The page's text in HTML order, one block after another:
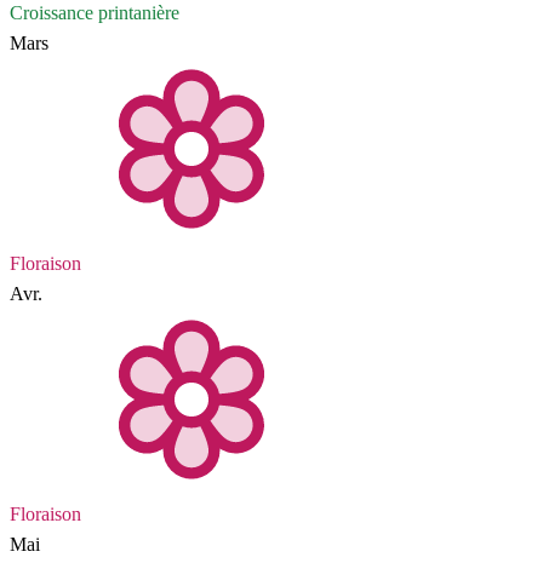
Croissance printanière
Mars
Floraison
Avr.
Floraison
Mai